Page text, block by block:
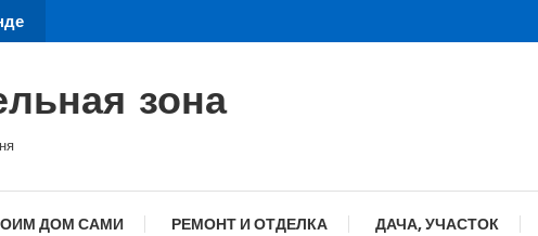
зона
ДОМ САМИ РЕМОНТ И ОТДЕЛКА ДАЧА, УЧАСТОК